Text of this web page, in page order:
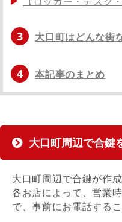
3 大口町はどんな街
4 本記事のまとめ
大口町周辺で合鍵
大口町周辺で合鍵が作
各お店によって、営業
で、事前にお電話する